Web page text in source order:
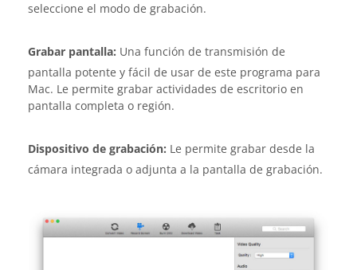
seleccione el modo de grabación.
Grabar pantalla: Una función de transmisión de
pantalla potente y fácil de usar de este programa para
Mac. Le permite grabar actividades de escritorio en
pantalla completa o región.
Dispositivo de grabación: Le permite grabar desde la
cámara integrada o adjunta a la pantalla de grabación.